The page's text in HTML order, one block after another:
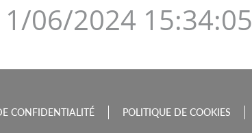
06/2024 15:34:05
CONFIDENTIALITÉ POLITIQUE DE COOKIES